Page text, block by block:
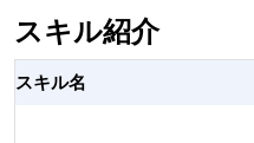
スキル紹介
スキル名